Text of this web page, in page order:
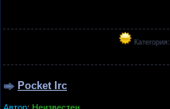
Категория:
Pocket Irc